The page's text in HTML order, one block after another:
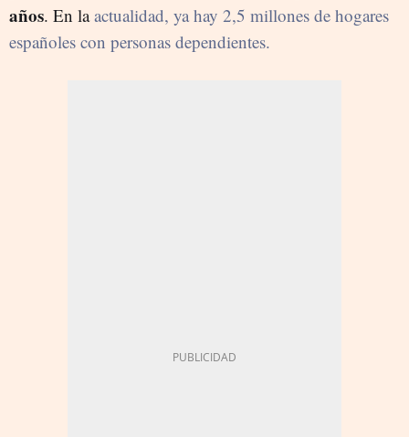
años. En laactualidad, ya hay 2,5 millones de hogares
españoles con personas dependientes.